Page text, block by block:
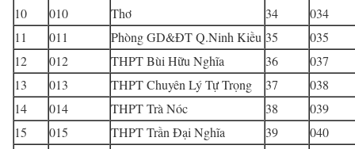
10 010
Thơ
34
034
11
011 Phòng GD&ĐT Q.Ninh Kiều 35
035
12
012 THPT Bùi Hữu Nghĩa 36
037
13
013 THPT Chuyên Lý Tự Trọng 37
038
14
014 THPT Trà Nóc 38
039
15
015 THPT Trần Đại Nghĩa 39
040